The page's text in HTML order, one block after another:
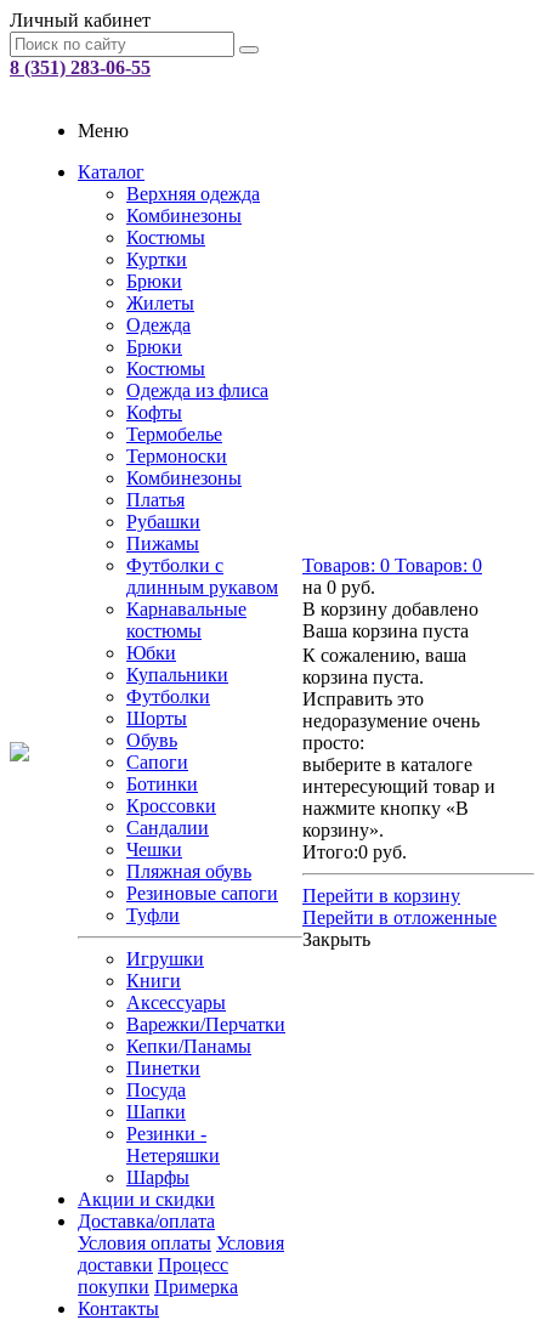
Личный кабинет
8 (351) 283-06-55
Меню
Каталог
Верхняя одежда
Комбинезоны
Костюмы
Куртки
Брюки
Жилеты
Одежда
Брюки
Костюмы
Одежда из флиса
Кофты
Термобелье
Термоноски
Комбинезоны
Платья
Рубашки
Пижамы
Футболки с
длинным рукавом
Карнавальные
костюмы
Юбки
Купальники
Футболки
Шорты
Обувь
Сапоги
Ботинки
Кроссовки
Сандалии
Чешки
Пляжная обувь
Резиновые сапоги
Туфли
Игрушки
Книги
Аксессуары
Варежки/Перчатки
Кепки/Панамы
Пинетки
Посуда
Шапки
Резинки -
Нетеряшки
Шарфы
Акции и скидки
Доставка/оплата
Условия оплаты Условия
доставки Процесс
покупки Примерка
Контакты
Товаров: 0 Товаров: 0
на 0 руб.
В корзину добавлено
Ваша корзина пуста
К сожалению, ваша
корзина пуста.
Исправить это
недоразумение очень
просто:
выберите в каталоге
интересующий товар и
нажмите кнопку «В
корзину».
Итого:0 руб.
Перейти в корзину
Перейти в отложенные
Закрыть